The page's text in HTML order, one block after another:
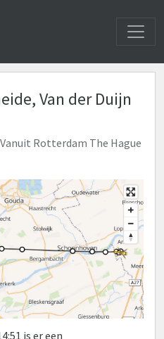
Van der Duijn
Rotterdam The Hague
is er een